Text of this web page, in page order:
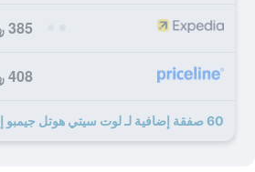
385 ﷼
408 ﷼
60 صفقة إضافية لـ لوت سيتي هوتل جيمبو إيربورت